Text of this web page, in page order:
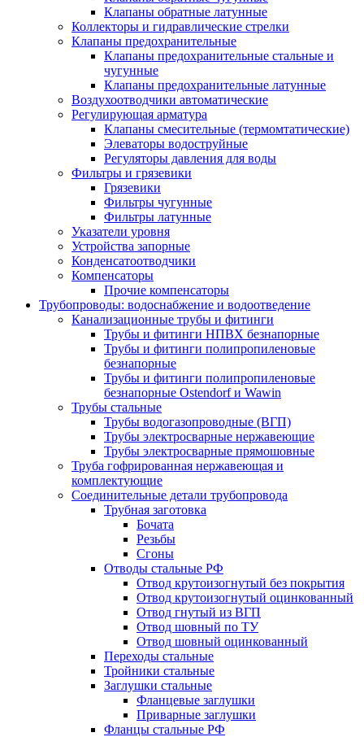
Клапаны обратные латунные
Коллекторы и гидравлические стрелки
Клапаны предохранительные
Клапаны предохранительные стальные и
чугунные
Клапаны предохранительные латунные
Воздухоотводчики автоматические
Регулирующая арматура
Клапаны смесительные (термомтатические)
Элеваторы водоструйные
Регуляторы давления для воды
Фильтры и грязевики
Грязевики
Фильтры чугунные
Фильтры латунные
Указатели уровня
Устройства запорные
Конденсатоотводчики
Компенсаторы
Прочие компенсаторы
Трубопроводы: водоснабжение и водоотведение
Канализационные трубы и фитинги
Трубы и фитинги НПВХ безнапорные
Трубы и фитинги полипропиленовые
безнапорные
Трубы и фитинги полипропиленовые
безнапорные Ostendorf и Wawin
Трубы стальные
Трубы водогазопроводные (ВГП)
Трубы электросварные нержавеющие
Трубы электросварные прямошовные
Труба гофрированная нержавеющая и
комплектующие
Соединительные детали трубопровода
Трубная заготовка
Бочата
Резьбы
Сгоны
Отводы стальные РФ
Отвод крутоизогнутый без покрытия
Отвод крутоизогнутый оцинкованный
Отвод гнутый из ВГП
Отвод шовный по ТУ
Отвод шовный оцинкованный
Переходы стальные
Тройники стальные
Заглушки стальные
Фланцевые заглушки
Приварные заглушки
Фланцы стальные РФ